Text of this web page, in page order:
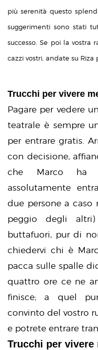
più serenità questo
suggerimenti sono stati
successo. Se poi la vostra
cazzi vostri, andate su Riza
Trucchi per vivere
Pagare per vedere
teatrale è sempre
per entrare gratis.
con decisione,
che Marco ha
assolutamente
due persone a caso
peggio degli
buttafuori, pur di
chiedervi chi è
pacca sulle spalle
quattro ore ce ne
finisce; a quel
convinto del vostro
e potrete entrare
Trucchi per vivere